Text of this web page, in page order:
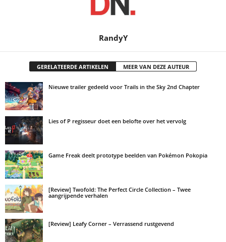
RandyY
GERELATEERDE ARTIKELEN MEER VAN DEZE AUTEUR
Nieuwe trailer gedeeld voor Trails in the Sky 2nd Chapter
Lies of P regisseur doet een belofte over het vervolg
Game Freak deelt prototype beelden van Pokémon Pokopia
[Review] Twofold: The Perfect Circle Collection – Twee
aangrijpende verhalen
[Review] Leafy Corner – Verrassend rustgevend